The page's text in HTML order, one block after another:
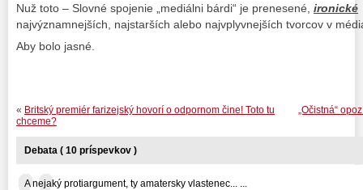
Nuž toto – Slovné spojenie „mediálni bárdi“ je prenesené, ironické
najvýznamnejších, najstarších alebo najvplyvnejších tvorcov v
Aby bolo jasné.
„Očistná“
« Britský premiér farizejský hovorí o odpornom čine! Toto tu
chceme?
Debata ( 10 príspevkov )
A nejaký protiargument, ty amatersky vlastenec... ...